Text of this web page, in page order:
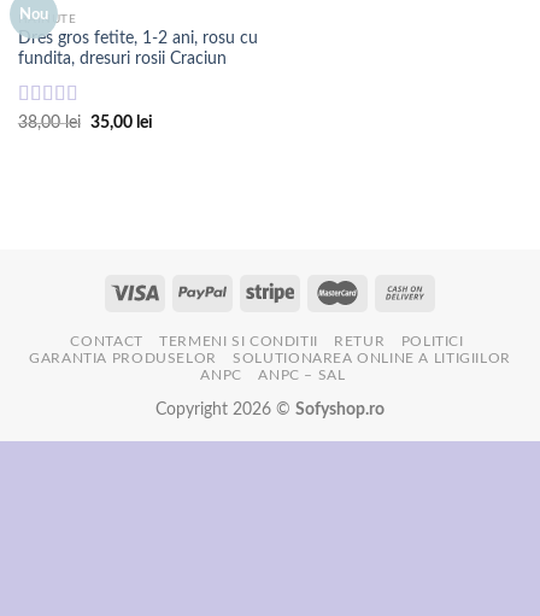
Nou
HAINUTE
Dres gros fetite, 1-2 ani, rosu cu
fundita, dresuri rosii Craciun
Evaluat la
38,00lei Prețul
35,00 leiPrețul
CONTACT TERMENI SI CONDITII RETUR
POLITICI
GARANTIA PRODUSELOR
SOLUTIONAREA ONLINE A LITIGIILOR
ANPC
ANPC – SAL
Copyright 2026 © Sofyshop.ro